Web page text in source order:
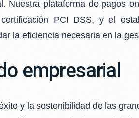
Nuestra plataforma de pagos
PCI DSS, y el
la eficiencia necesaria en la
empresarial
y la sostenibilidad de las